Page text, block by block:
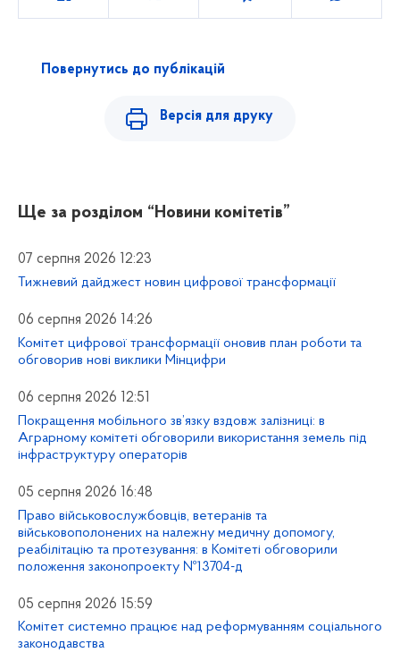
Повернутись до публікацій
Версія для друку
Ще за розділом “Новини комітетів”
07 серпня 2026 12:23
Тижневий дайджест новин цифрової трансформації
06 серпня 2026 14:26
Комітет цифрової трансформації оновив план роботи та
обговорив нові виклики Мінцифри
06 серпня 2026 12:51
Покращення мобільного зв’язку вздовж залізниці: в
Аграрному комітеті обговорили використання земель під
інфраструктуру операторів
05 серпня 2026 16:48
Право військовослужбовців, ветеранів та
військовополонених на належну медичну допомогу,
реабілітацію та протезування: в Комітеті обговорили
положення законопроекту №13704-д
05 серпня 2026 15:59
Комітет системно працює над реформуванням соціального
законодавства